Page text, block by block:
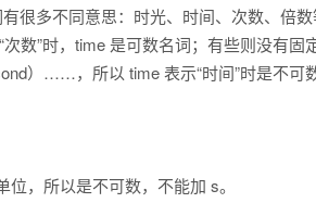
很多不同意思：时光、时间、次数、倍
数”时，time 是可数名词；有些则没有固
）……，所以 time 表示“时间”时是不可数
，所以是不可数，不能加 s。